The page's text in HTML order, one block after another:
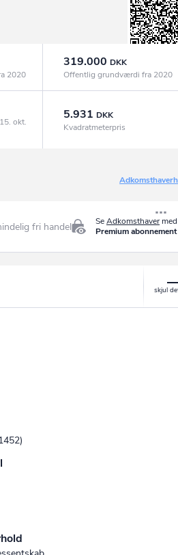
2020
319.000 DKK
Offentlig grundværdi fra 2020
okt.
5.931 DKK
Kvadratmeterpris
SeAdkomsthaver
Premium abonnement
fri handel